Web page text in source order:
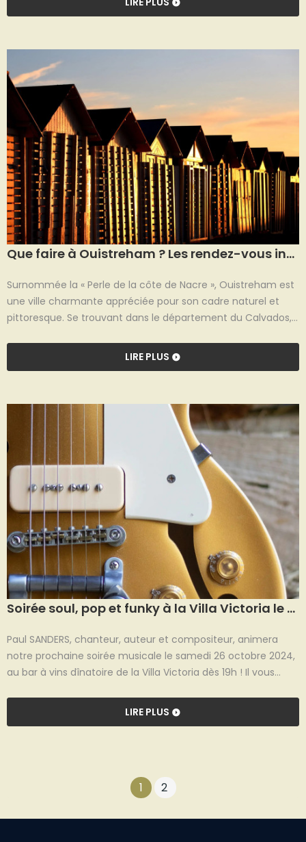
années, ce qui lui permet d'explorer divers styles musicaux
Que faire à Ouistreham ? Les rendez-vous incontournables !
Surnommée la « Perle de la côte de Nacre », Ouistreham est
une ville charmante appréciée pour son cadre naturel et
pittoresque. Se trouvant dans le département du Calvados,
elle est connue pour son port de plaisance animé et ses
plages accueillantes, Ouistreham est aussi un lieu historique,
LIRE PLUS
Soirée soul, pop et funky à la Villa Victoria le 26 octobre2024
Paul SANDERS, chanteur, auteur et compositeur, animera
notre prochaine soirée musicale le samedi 26 octobre 2024,
au bar à vins dînatoire de la Villa Victoria dès 19h ! Il vous
LIRE PLUS
1 2